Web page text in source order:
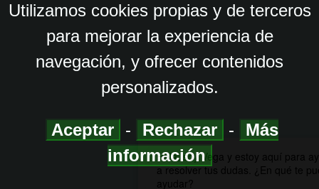
Utilizamos cookies propias y de terceros
para mejorar la experiencia de
navegación, y ofrecer contenidos
personalizados.
Aceptar - Rechazar -
Más
información